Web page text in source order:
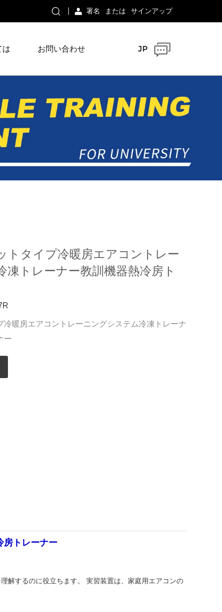
署名 または サインアップ
は お問い合わせ JP
トタイプ冷暖房エアコントレー
凍トレーナー教訓機器熱冷房ト
冷暖房エアコントレーニングシステム冷凍トレーナ
ー
房トレーナー
解するのに役立ちます。 実習装置は、家庭用エアコンの